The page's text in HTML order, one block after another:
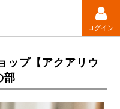
ログイン
ップ【アクアリウ
部